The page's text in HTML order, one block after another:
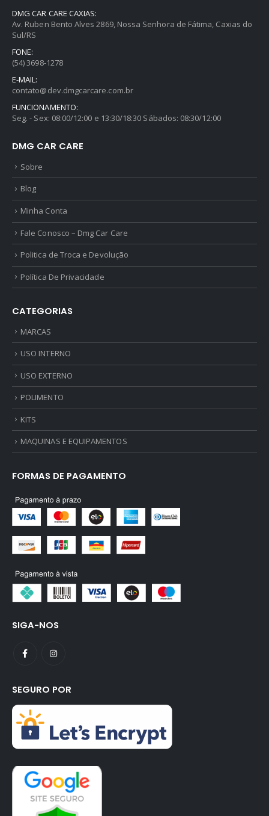
DMG CAR CARE CAXIAS:
Av. Ruben Bento Alves 2869, Nossa Senhora de Fátima, Caxias do
Sul/RS
FONE:
(54) 3698-1278
E-MAIL:
contato@dev.dmgcarcare.com.br
FUNCIONAMENTO:
Seg. - Sex: 08:00/12:00 e 13:30/18:30 Sábados: 08:30/12:00
DMG CAR CARE
Sobre
Blog
Minha Conta
Fale Conosco – Dmg Car Care
Politica de Troca e Devolução
Política De Privacidade
CATEGORIAS
MARCAS
USO INTERNO
USO EXTERNO
POLIMENTO
KITS
MAQUINAS E EQUIPAMENTOS
FORMAS DE PAGAMENTO
SIGA-NOS
SEGURO POR